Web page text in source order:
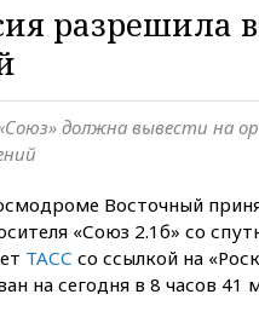
разрешила
должна вывести на
Восточный
«Союз 2.1б» со
ТАСС со ссылкой на
на сегодня в 8 часов 41